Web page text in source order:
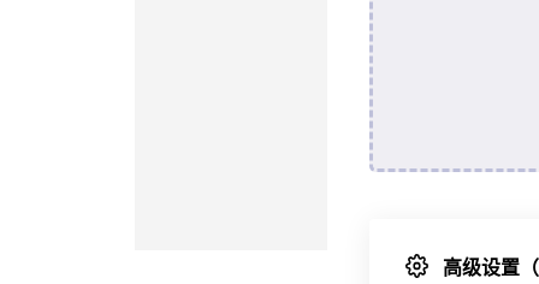
高级设置